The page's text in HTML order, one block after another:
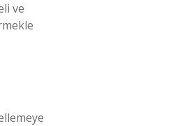
ve